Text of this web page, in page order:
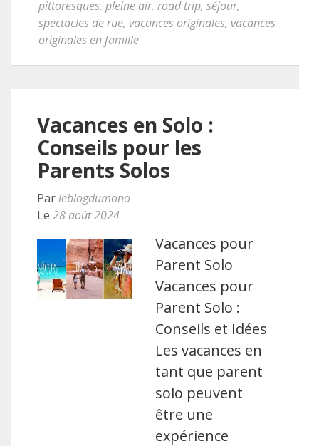
pittoresques, pleine air, road trip, séjour,
spectacles de rue, vacances originales, vacances
originales en famille
Vacances en Solo :
Conseils pour les
Parents Solos
Parleblogdumono
Le 28 août 2024
Vacances pour
Parent Solo
Vacances pour
Parent Solo :
Conseils et Idées
Les vacances en
tant que parent
solo peuvent
être une
expérience